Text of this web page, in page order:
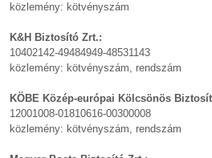
közlemény: kötvényszám
K&H Biztosító Zrt.:
10402142-49484949-48531143
közlemény: kötvényszám, rendszám
KÖBE Közép-európai Kölcsönös
12001008-01810616-00300008
közlemény: kötvényszám, rendszám